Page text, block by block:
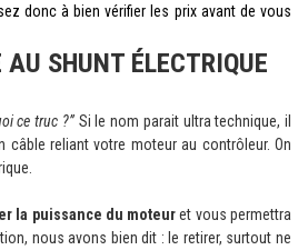
donc à bien vérifier les prix avant de vous
AU SHUNT ÉLECTRIQUE
ce truc ?”Si le nom parait ultra technique, il
câble reliant votre moteur au contrôleur. On
la puissance du moteuret vous permettra
nous avons bien dit : le retirer, surtout ne